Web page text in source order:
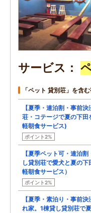
サービス
「ペット 貸別荘」を含
【夏季・連泊割・事前
荘・コテージで夏の下田
軽朝食サービス)
ポイント2%
【夏季ペット可・連泊
し貸別荘で愛犬と夏の下
軽朝食サービス）
ポイント2%
【夏季・素泊り・事前
れ家。1棟貸し貸別荘で